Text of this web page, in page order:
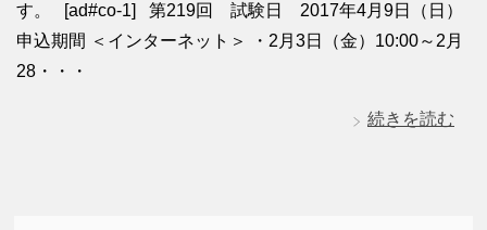
す。 [ad#co-1] 第219回 試験日 2017年4月9日（日）
申込期間 ＜インターネット＞ ・2月3日（金）10:00～2月
28・・・
続きを読む